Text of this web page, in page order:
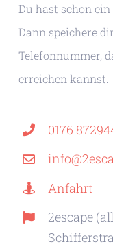
Du hast schon
Dann speichere
Telefonnummer,
erreichen kannst.
0176
Anfahrt
2escape